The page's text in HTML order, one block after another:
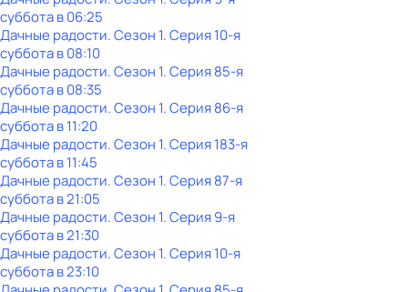
субботав06:25
Дачные радости. Сезон 1. Серия 10-я
субботав08:10
Дачные радости. Сезон 1. Серия 85-я
субботав08:35
Дачные радости. Сезон 1. Серия 86-я
субботав11:20
Дачные радости. Сезон 1. Серия 183-я
субботав11:45
Дачные радости. Сезон 1. Серия 87-я
субботав21:05
Дачные радости. Сезон 1. Серия 9-я
субботав21:30
Дачные радости. Сезон 1. Серия 10-я
субботав23:10